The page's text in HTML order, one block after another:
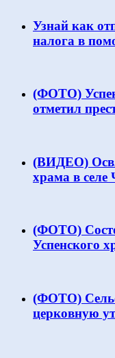
Узнай как
налога в
(ФОТО)
отметил
(ВИДЕО)
храма в
(ФОТО)
Успенского
(ФОТО)
церковную